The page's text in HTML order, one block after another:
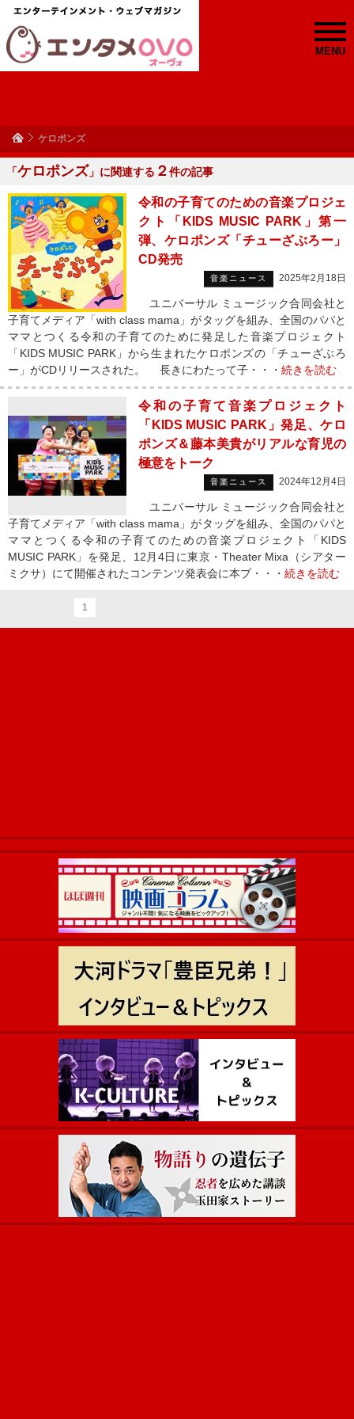
MENU
ケロポンズ
「ケロポンズ 」に関連する ２件の記事
令和の子育てのための音楽プロジェ
クト「KIDS MUSIC PARK」第一
弾、ケロポンズ「チューざぶろー」
CD発売
音楽ニュース 2025年2月18日
ユニバーサル ミュージック合同会社と
子育てメディア「with class mama」がタッグを組み、全国のパパと
ママとつくる令和の子育てのために発足した音楽プロジェクト
「KIDS MUSIC PARK」から生まれたケロポンズの「チューざぶろ
ー」がCDリリースされた。 長きにわたって子・・・ 続きを読む
令和の子育て音楽プロジェクト
「KIDS MUSIC PARK」発足、ケロ
ポンズ＆藤本美貴がリアルな育児の
極意をトーク
音楽ニュース 2024年12月4日
ユニバーサル ミュージック合同会社と
子育てメディア「with class mama」がタッグを組み、全国のパパと
ママとつくる令和の子育てのための音楽プロジェクト「KIDS
MUSIC PARK」を発足、12月4日に東京・Theater Mixa（シアター
ミクサ）にて開催されたコンテンツ発表会に本プ・・・ 続きを読む
1